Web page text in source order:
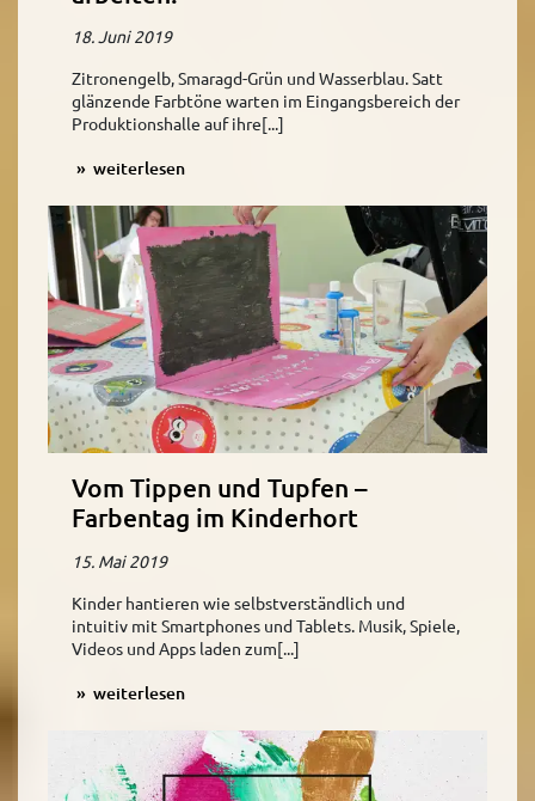
18. Juni 2019
Zitronengelb, Smaragd-Grün und Wasserblau. Satt
glänzende Farbtöne warten im Eingangsbereich der
Produktionshalle auf ihre[...]
weiterlesen
Vom Tippen und Tupfen –
Farbentag im Kinderhort
15. Mai 2019
Kinder hantieren wie selbstverständlich und
intuitiv mit Smartphones und Tablets. Musik, Spiele,
Videos und Apps laden zum[...]
weiterlesen